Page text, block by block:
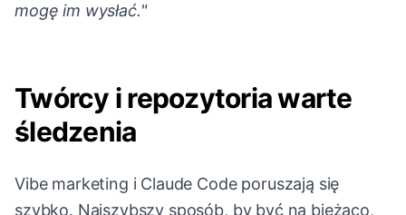
mogę im wysłać."
Twórcy i repozytoria warte
śledzenia
Vibe marketing i Claude Code poruszają się
szybko. Najszybszy sposób, by być na bieżąco,